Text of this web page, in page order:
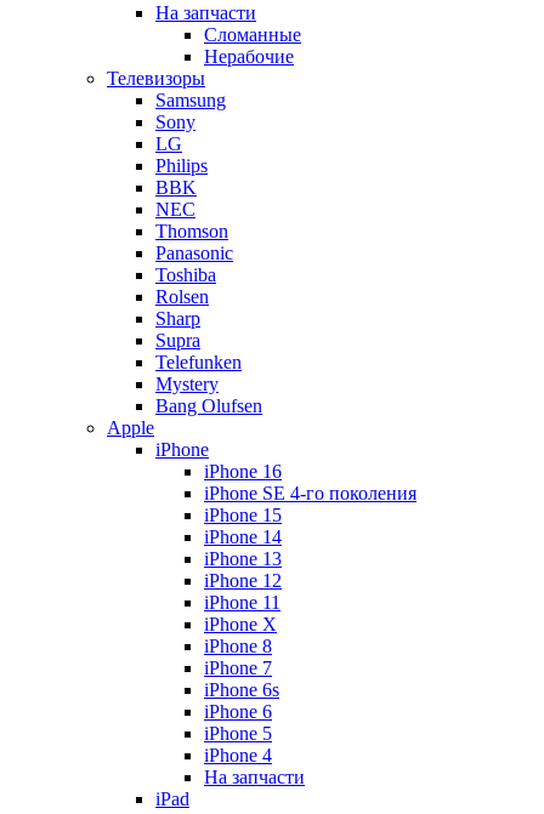
На запчасти
Сломанные
Нерабочие
Телевизоры
Samsung
Sony
LG
Philips
BBK
NEC
Thomson
Panasonic
Toshiba
Rolsen
Sharp
Supra
Telefunken
Mystery
Bang Olufsen
Apple
iPhone
iPhone 16
iPhone SE 4-го поколения
iPhone 15
iPhone 14
iPhone 13
iPhone 12
iPhone 11
iPhone X
iPhone 8
iPhone 7
iPhone 6s
iPhone 6
iPhone 5
iPhone 4
На запчасти
iPad